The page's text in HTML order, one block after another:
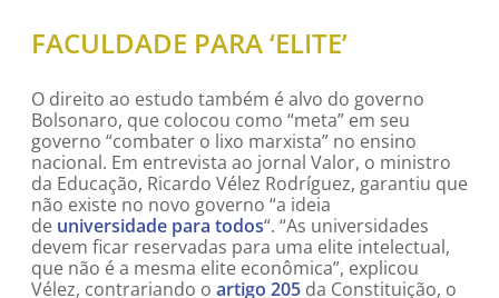
FACULDADE PARA ‘ELITE’
O direito ao estudo também é alvo do governo
Bolsonaro, que colocou como “meta” em seu
governo “combater o lixo marxista” no ensino
nacional. Em entrevista ao jornal Valor, o ministro
da Educação, Ricardo Vélez Rodríguez, garantiu que
não existe no novo governo “a ideia
de universidade para todos“. “As universidades
devem ficar reservadas para uma elite intelectual,
que não é a mesma elite econômica”, explicou
Vélez, contrariando o artigo 205 da Constituição, o